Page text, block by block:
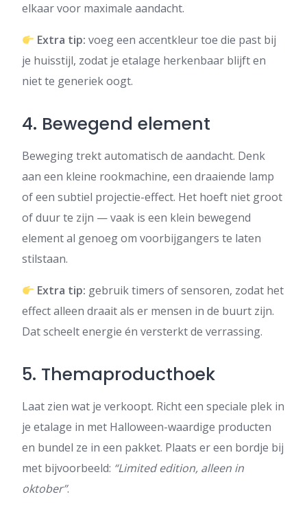
elkaar voor maximale aandacht.
Extra tip: voeg een accentkleur toe die past bij
je huisstijl, zodat je etalage herkenbaar blijft en
niet te generiek oogt.
4. Bewegend element
Beweging trekt automatisch de aandacht. Denk
aan een kleine rookmachine, een draaiende lamp
of een subtiel projectie-effect. Het hoeft niet groot
of duur te zijn — vaak is een klein bewegend
element al genoeg om voorbijgangers te laten
stilstaan.
Extra tip: gebruik timers of sensoren, zodat het
effect alleen draait als er mensen in de buurt zijn.
Dat scheelt energie én versterkt de verrassing.
5. Themaproducthoek
Laat zien wat je verkoopt. Richt een speciale plek in
je etalage in met Halloween-waardige producten
en bundel ze in een pakket. Plaats er een bordje bij
met bijvoorbeeld: “Limited edition, alleen in
oktober”.